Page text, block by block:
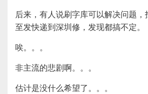
后来，有人说刷字库可以解决问题
至发快递到深圳修，发现都搞不定。
唉。。。
非主流的悲剧啊。。。
估计是没什么希望了。。。